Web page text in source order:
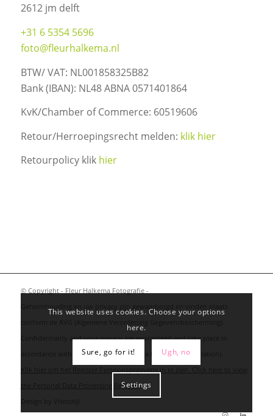
2612 jm delft
+31 6 5354 5696
foto@fleurhalkema.nl
BTW/ VAT: NL001858325B82
Bank (IBAN): NL48 ABNA 0571401864
KvK/Chamber of Commerce: 60519606
Retour/Herroepingsrecht melden: klik hier
Retourpolicy klik hier
© Copyright - Fleur Halkema Fotografie -
Confidentiality and your privacy are guaranteed and take place in
accordance with the GDPR (General Data Protection Regulation).
the Personal Data Processing Register.
This website uses cookies. Choose your options
here.
Sure, go for it! Ugh, no
Settings